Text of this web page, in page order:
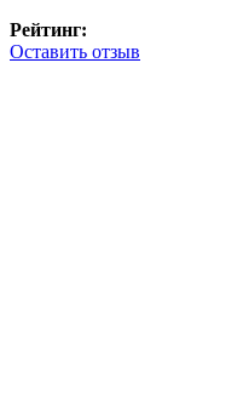
Рейтинг:
Оставить отзыв